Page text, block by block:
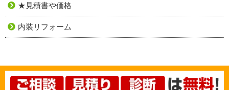
★見積書や価格
内装リフォーム